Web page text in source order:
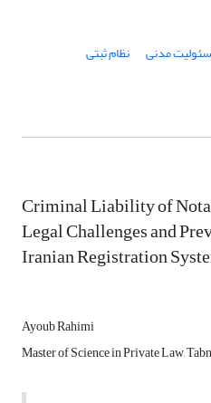
مدنی
نظام ثبتی
Criminal Liability of
Legal Challenges and
Iranian Registration
Ayoub Rahimi
Master of Science in Private Law,